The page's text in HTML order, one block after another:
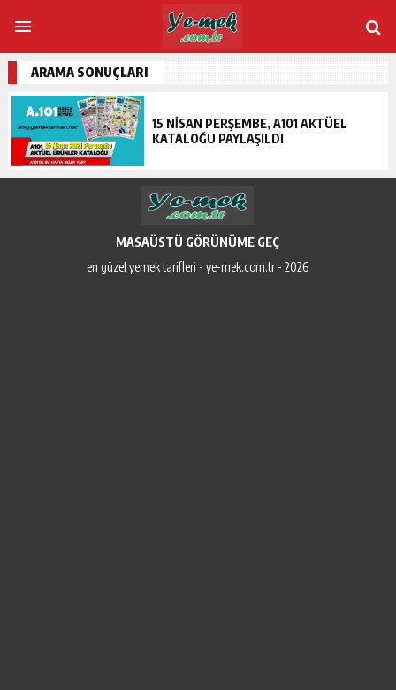
ARAMA SONUÇLARI
15 NISAN PERŞEMBE, A101 AKTÜEL
KATALOĞU PAYLAŞILDI
MASAÜSTÜ GÖRÜNÜME GEÇ
en güzel yemek tarifleri - ye-mek.com.tr - 2026